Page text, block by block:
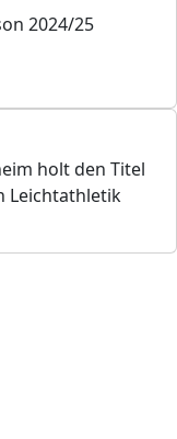
2024/25
holt den Titel
Leichtathletik